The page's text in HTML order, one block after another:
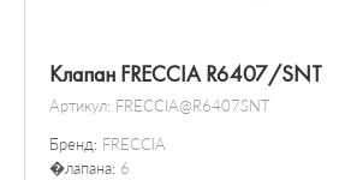
Клапан FRECCIA R6407/SNT
Артикул: FRECCIA@R6407SNT
Бренд: FRECCIA
�лапана: 6